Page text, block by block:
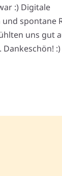
:) Digitale
spontane
uns gut
:)